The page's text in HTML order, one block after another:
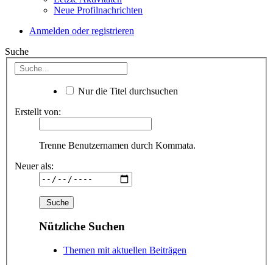
Neue Profilnachrichten
Anmelden oder registrieren
Suche
Nur die Titel durchsuchen
Erstellt von:
Trenne Benutzernamen durch Kommata.
Neuer als:
Nützliche Suchen
Themen mit aktuellen Beiträgen